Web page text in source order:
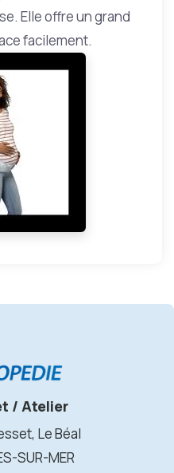
Elle offre un grand
facilement.
/ Atelier
Le Béal
SUR-MER